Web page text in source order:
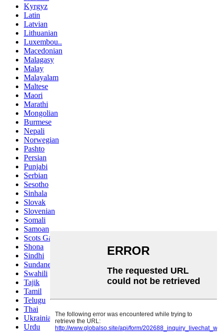
Kyrgyz
Latin
Latvian
Lithuanian
Luxembou..
Macedonian
Malagasy
Malay
Malayalam
Maltese
Maori
Marathi
Mongolian
Burmese
Nepali
Norwegian
Pashto
Persian
Punjabi
Serbian
Sesotho
Sinhala
Slovak
Slovenian
Somali
Samoan
Scots Gaelic
Shona
Sindhi
Sundanese
Swahili
Tajik
Tamil
Telugu
Thai
Ukrainian
Urdu